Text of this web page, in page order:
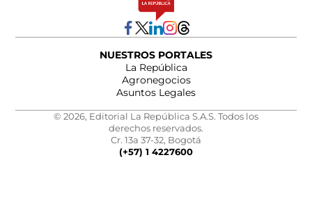
NUESTROS PORTALES
La República
Agronegocios
Asuntos Legales
© 2026, Editorial La República S.A.S. Todos los
derechos reservados.
Cr. 13a 37-32, Bogotá
(+57) 1 4227600